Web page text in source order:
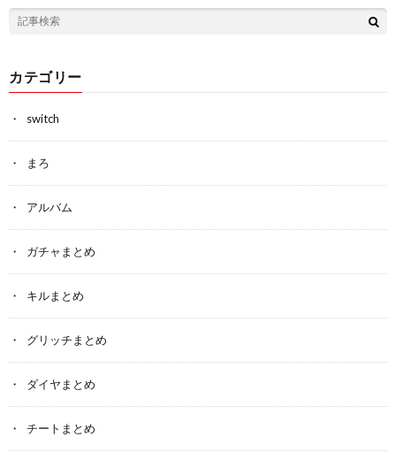
カテゴリー
switch
まろ
アルバム
ガチャまとめ
キルまとめ
グリッチまとめ
ダイヤまとめ
チートまとめ